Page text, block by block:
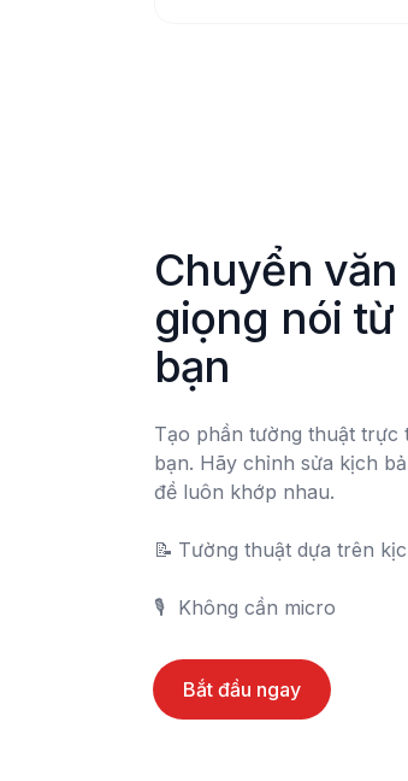
Chuyển
giọng nói từ
bạn
Tạo phần tường thuật trực
bạn. Hãy chỉnh sửa kịch
đề luôn khớp nhau.
📝	Tường thuật dựa trên kịch bản
🎙️	Không cần micro
Bắt đầu ngay